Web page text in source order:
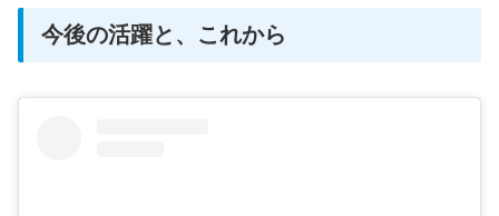
今後の活躍と、これから